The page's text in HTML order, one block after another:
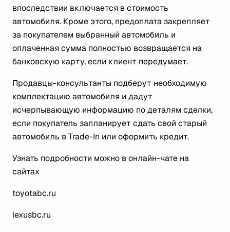
впоследствии включается в стоимость
автомобиля. Кроме этого, предоплата закрепляет
за покупателем выбранный автомобиль и
оплаченная сумма полностью возвращается на
банковскую карту, если клиент передумает.
Продавцы-консультанты подберут необходимую
комплектацию автомобиля и дадут
исчерпывающую информацию по деталям сделки,
если покупатель запланирует сдать свой старый
автомобиль в Trade-In или оформить кредит.
Узнать подробности можно в онлайн-чате на
сайтах
toyotabc.ru
lexusbc.ru